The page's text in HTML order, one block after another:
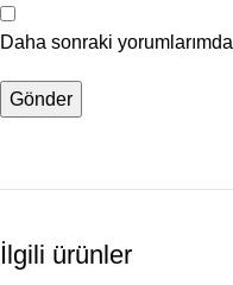
Daha sonraki
İlgili ürünler